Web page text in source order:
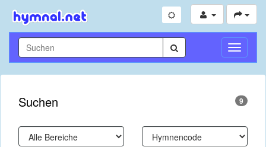
Suchen 9